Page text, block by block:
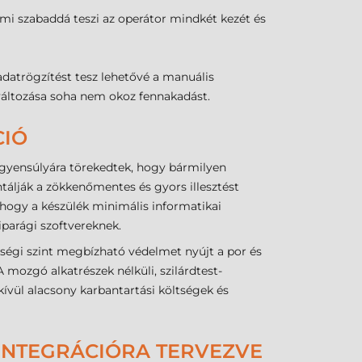
szabaddá teszi az operátor mindkét kezét és
tesz lehetővé a manuális
soha nem okoz fennakadást.
törekedtek, hogy bármilyen
a zökkenőmentes és gyors illesztést
a készülék minimális informatikai
szoftvereknek.
szint megbízható védelmet nyújt a por és
mozgó alkatrészek nélküli, szilárdtest-
alacsony karbantartási költségek és
TERVEZVE